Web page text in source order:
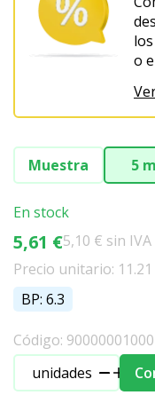
o
Muestra 5
En stock
5,61 €5,10 € sin IVA
Precio unitario:
BP: 6.3
Código:
unidades